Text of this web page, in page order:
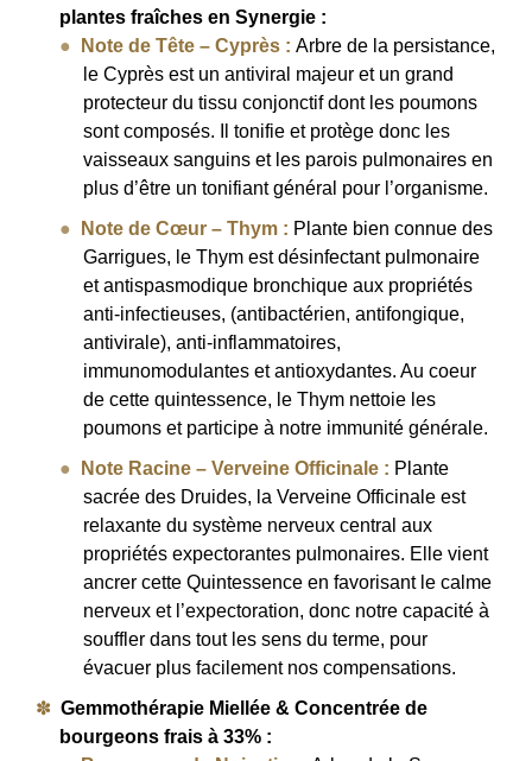
plantes fraîches en Synergie :
Note de Tête – Cyprès : Arbre de la persistance,
le Cyprès est un antiviral majeur et un grand
protecteur du tissu conjonctif dont les poumons
sont composés. Il tonifie et protège donc les
vaisseaux sanguins et les parois pulmonaires en
plus d’être un tonifiant général pour l’organisme.
Note de Cœur – Thym : Plante bien connue des
Garrigues, le Thym est désinfectant pulmonaire
et antispasmodique bronchique aux propriétés
anti-infectieuses, (antibactérien, antifongique,
antivirale), anti-inflammatoires,
immunomodulantes et antioxydantes. Au coeur
de cette quintessence, le Thym nettoie les
poumons et participe à notre immunité générale.
Note Racine – Verveine Officinale : Plante
sacrée des Druides, la Verveine Officinale est
relaxante du système nerveux central aux
propriétés expectorantes pulmonaires. Elle vient
ancrer cette Quintessence en favorisant le calme
nerveux et l’expectoration, donc notre capacité à
souffler dans tout les sens du terme, pour
évacuer plus facilement nos compensations.
Gemmothérapie Miellée & Concentrée de
bourgeons frais à 33% :